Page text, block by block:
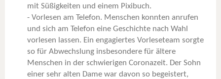
mit Süßigkeiten und einem Pixibuch.
- Vorlesen am Telefon. Menschen konnten anrufen
und sich am Telefon eine Geschichte nach Wahl
vorlesen lassen. Ein engagiertes Vorleseteam sorgte
so für Abwechslung insbesondere für ältere
Menschen in der schwierigen Coronazeit. Der Sohn
einer sehr alten Dame war davon so begeistert,